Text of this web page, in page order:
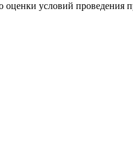
оценки условий